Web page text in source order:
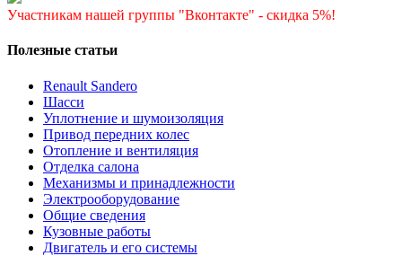
Участникам нашей группы "Вконтакте" - скидка 5%!
Полезные статьи
Renault Sandero
Шасси
Уплотнение и шумоизоляция
Привод передних колес
Отопление и вентиляция
Отделка салона
Механизмы и принадлежности
Электрооборудование
Общие сведения
Кузовные работы
Двигатель и его системы